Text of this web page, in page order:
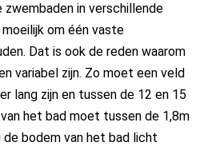
zwembaden in verschillende
om één vaste
Dat is ook de reden waarom
variabel zijn. Zo moet een veld
lang zijn en tussen de 12 en 15
het bad moet tussen de 1,8m
de bodem van het bad licht